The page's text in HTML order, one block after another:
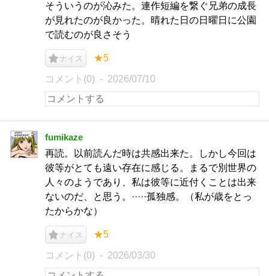
そういうのが沁みた。連作短編を繋ぐ兄弟の成長
が見れたのが良かった。晴れた日の日曜日に公園
で読むのが良さそう
ナイス ★5
コメント(0) 2026/07/10
fumikaze
再読。以前読んだ時は共感出来た。しかし今回は
彼等がとても遠い存在に感じる。まるで別世界の
人々のようであり、私は彼等に近付くことは出来
ないのだ、と思う。·····孤独感。（私が歳をとっ
たからかな）
ナイス ★5
コメント(0) 2026/03/30